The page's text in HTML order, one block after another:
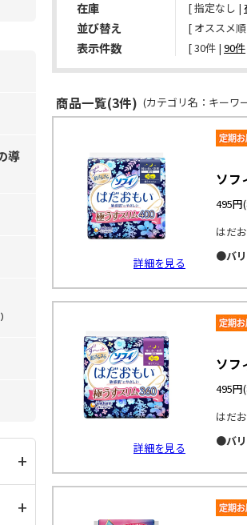
導
在庫 [ 指定なし |
並び替え [ オススメ
表示件数 [ 30件 | 90件
商品一覧(3件) (カテゴリ名：キーワ
詳細を見る
ソフ
495円
はだ
●バ
詳細を見る
ソフ
495円
はだ
●バ